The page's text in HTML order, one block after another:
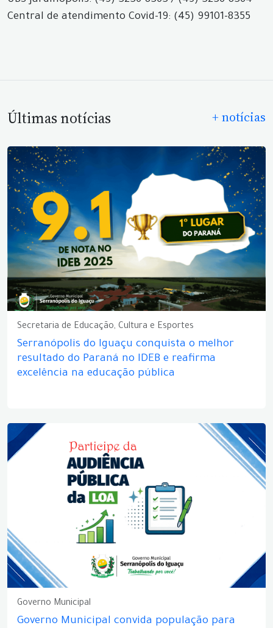
Central de atendimento Covid-19: (45) 99101-8355
Últimas notícias + notícias
Secretaria de Educação, Cultura e Esportes
Serranópolis do Iguaçu conquista o melhor
resultado do Paraná no IDEB e reafirma
excelência na educação pública
Governo Municipal
Governo Municipal convida população para